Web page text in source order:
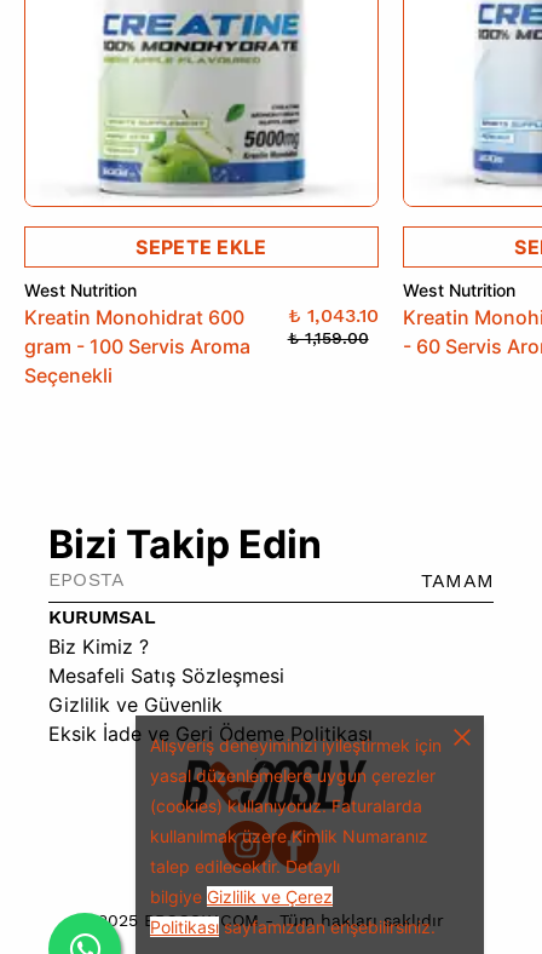
Alışveriş deneyiminizi iyileştirmek için
yasal düzenlemelere uygun çerezler
(cookies) kullanıyoruz.Faturalarda
kullanılmak üzere Kimlik Numaranız
talep edilecektir.Detaylı
bilgiye Gizlilik ve Çerez
Politikasısayfamızdan erişebilirsiniz.
SEPETE EKLE
West Nutrition
Kreatin Monohidrat 600
gram - 100 Servis Aroma
Seçenekli
₺ 1,043.10
₺ 1,159.00
West Nutrition
Kreatin
- 60 Servis
KURUMSAL
Biz Kimiz ?
Mesafeli Satış Sözleşmesi
Gizlilik ve Güvenlik
Eksik İade ve Geri Ödeme Politikası
Bizi Takip Edin
TAMAM
2025 BROOSLY.COM - Tüm hakları saklıdır